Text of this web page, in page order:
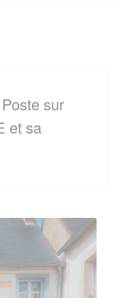
sur
et sa